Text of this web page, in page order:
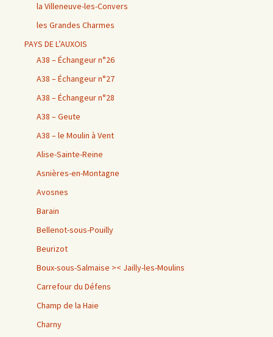
la Villeneuve-les-Convers
les Grandes Charmes
PAYS DE L’AUXOIS
A38 – Échangeur n°26
A38 – Échangeur n°27
A38 – Échangeur n°28
A38 – Geute
A38 – le Moulin à Vent
Alise-Sainte-Reine
Asnières-en-Montagne
Avosnes
Barain
Bellenot-sous-Pouilly
Beurizot
Boux-sous-Salmaise >< Jailly-les-Moulins
Carrefour du Défens
Champ de la Haie
Charny